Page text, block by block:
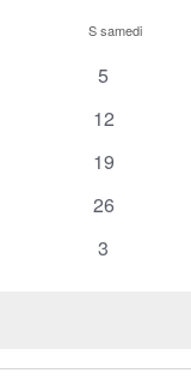
Ssamedi
0
5
0
12
0
19
0
26
0
3